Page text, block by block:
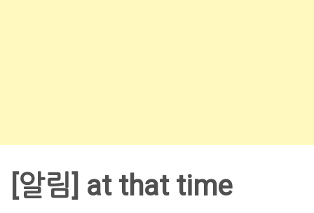
[알림] at that time